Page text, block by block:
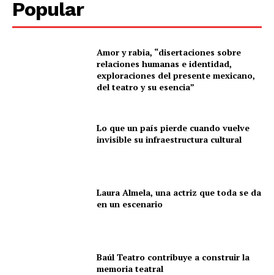
Popular
Amor y rabia, “disertaciones sobre
relaciones humanas e identidad,
exploraciones del presente mexicano,
del teatro y su esencia”
Lo que un país pierde cuando vuelve
invisible su infraestructura cultural
Laura Almela, una actriz que toda se da
en un escenario
Baúl Teatro contribuye a construir la
memoria teatral